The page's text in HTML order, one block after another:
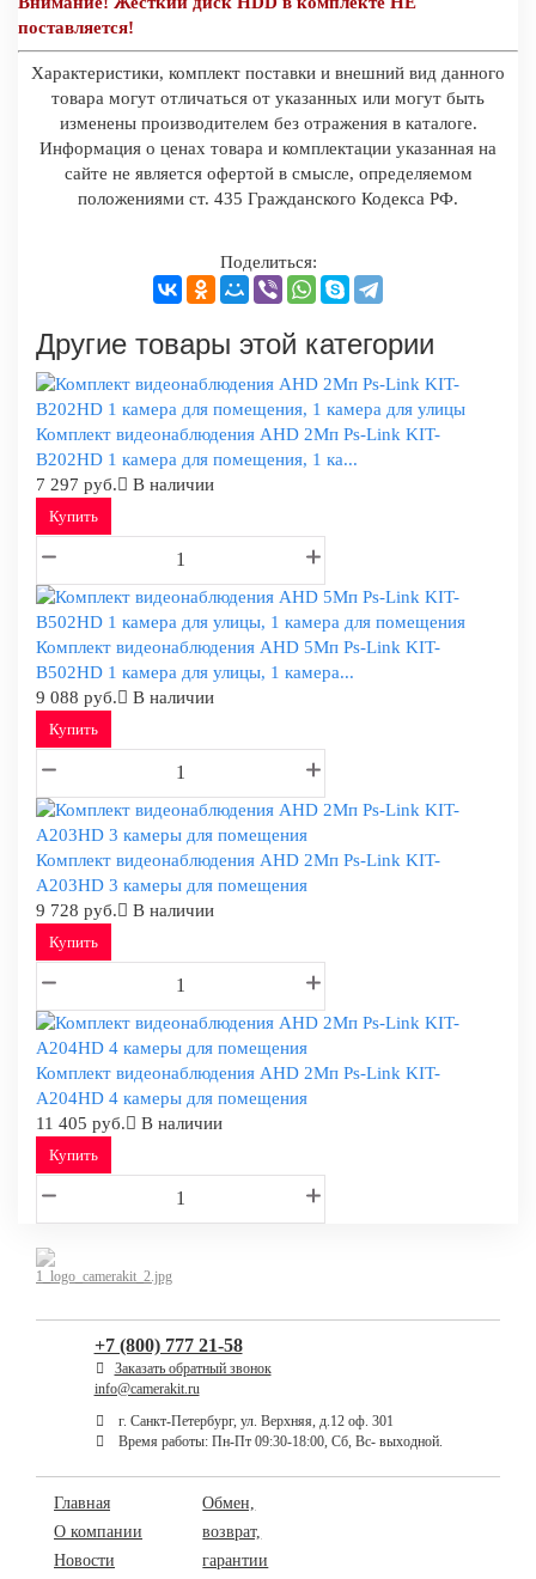
поставляется!
Характеристики, комплект поставки и внешний вид данного
товара могут отличаться от указанных или могут быть
изменены производителем без отражения в каталоге.
Информация о ценах товара и комплектации указанная на
сайте не является офертой в смысле, определяемом
положениями ст. 435 Гражданского Кодекса РФ.
Поделиться:
Другие товары этой категории
Комплект видеонаблюдения AHD 2Мп Ps-Link KIT-
B202HD 1 камера для помещения, 1 ка...
7 297 руб.
В наличии
Купить
Комплект видеонаблюдения AHD 5Мп Ps-Link KIT-
B502HD 1 камера для улицы, 1 камера...
9 088 руб.
В наличии
Купить
Комплект видеонаблюдения AHD 2Мп Ps-Link KIT-
A203HD 3 камеры для помещения
9 728 руб.
В наличии
Купить
Комплект видеонаблюдения AHD 2Мп Ps-Link KIT-
A204HD 4 камеры для помещения
11 405 руб.
В наличии
Купить
+7 (800) 777 21-58
Заказать обратный звонок
info@camerakit.ru
г. Санкт-Петербург, ул. Верхняя, д.12 оф. 301
Время работы: Пн-Пт 09:30-18:00, Сб, Вс- выходной.
Главная
О компании
Новости
Обмен,
возврат,
гарантии